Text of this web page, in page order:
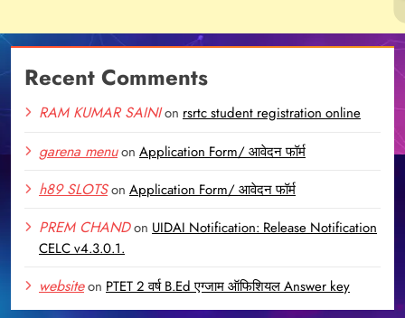
Recent Comments
RAM KUMAR SAINIon rsrtc student registration online
garena menuon Application Form/ आवेदन फॉर्म
h89 SLOTSon Application Form/ आवेदन फॉर्म
PREM CHANDon UIDAI Notification: Release Notification
CELC v4.3.0.1.
websiteon PTET 2 वर्ष B.Ed एग्जाम ऑफिशियल Answer key